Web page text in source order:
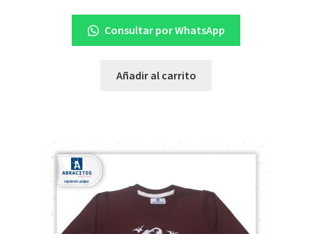
Consultar por WhatsApp
Añadir al carrito